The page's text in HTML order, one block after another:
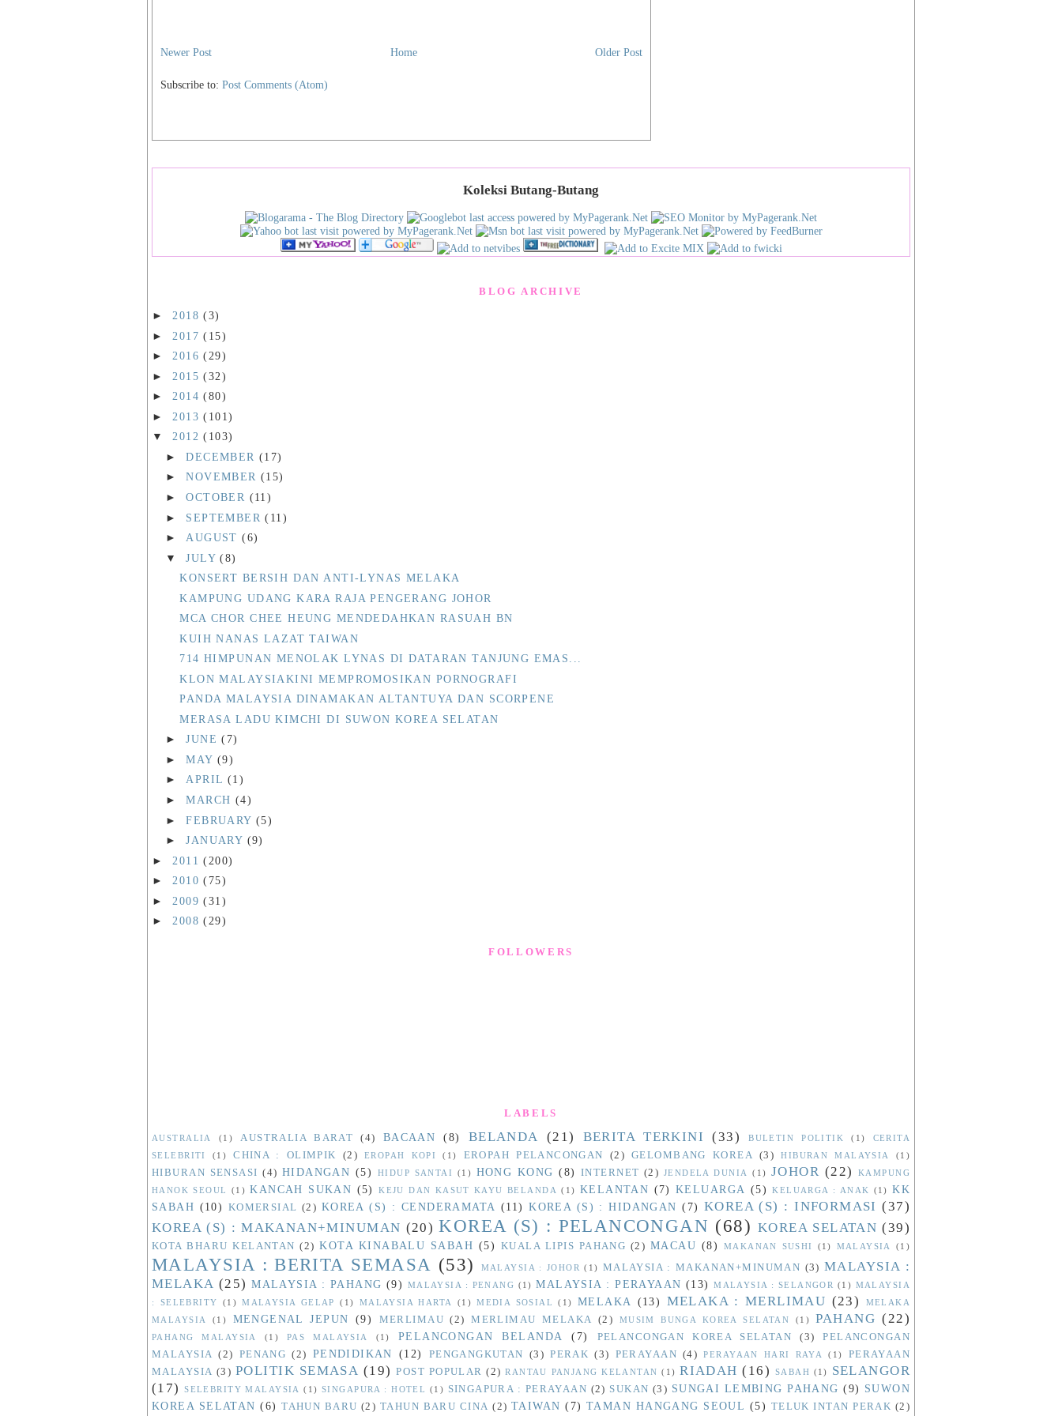
Newer Post Older Post
Home
Subscribe to: Post Comments (Atom)
Koleksi Butang-Butang
BLOG ARCHIVE
►2018(3)
► 2017(15)
►2016(29)
► 2015(32)
►2014(80)
► 2013(101)
▼2012(103)
►DECEMBER(17)
►NOVEMBER(15)
►OCTOBER (11)
► SEPTEMBER(11)
► AUGUST(6)
▼JULY(8)
KONSERT BERSIH DAN ANTI-LYNAS MELAKA
KAMPUNG UDANG KARA RAJA PENGERANG JOHOR
MCA CHOR CHEE HEUNG MENDEDAHKAN RASUAH BN
KUIH NANAS LAZAT TAIWAN
714 HIMPUNAN MENOLAK LYNAS DI DATARAN TANJUNG EMAS...
KLON MALAYSIAKINI MEMPROMOSIKAN PORNOGRAFI
PANDA MALAYSIA DINAMAKAN ALTANTUYA DAN SCORPENE
MERASA LADU KIMCHI DI SUWON KOREA SELATAN
►JUNE(7)
►MAY (9)
►APRIL (1)
►MARCH (4)
►FEBRUARY(5)
►JANUARY (9)
► 2011(200)
► 2010(75)
► 2009(31)
► 2008(29)
FOLLOWERS
LABELS
AUSTRALIA (1) AUSTRALIA BARAT (4) BACAAN (8) BELANDA (21) BERITA TERKINI (33) BULETIN POLITIK (1)
CERITA
SELEBRITI
(1) CHINA : OLIMPIK (2) EROPAH KOPI (1) EROPAH PELANCONGAN (2) GELOMBANG KOREA (3) HIBURAN MALAYSIA (1)
HIBURAN SENSASI (4) HIDANGAN (5) HIDUP SANTAI (1) HONG KONG (8) INTERNET (2) JENDELA DUNIA (1) JOHOR (22)
KAMPUNG
HANOK SEOUL
(1) KANCAH SUKAN (5) KEJU DAN KASUT KAYU BELANDA (1) KELANTAN (7) KELUARGA (5) KELUARGA : ANAK (1)
KK
SABAH (10) KOMERSIAL (2) KOREA (S) : CENDERAMATA (11) KOREA (S) : HIDANGAN (7) KOREA (S) : INFORMASI (37)
KOREA (S) : MAKANAN+MINUMAN (20) KOREA (S) : PELANCONGAN (68) KOREA SELATAN (39)
KOTA BHARU KELANTAN (2) KOTA KINABALU SABAH (5) KUALA LIPIS PAHANG (2) MACAU (8) MAKANAN SUSHI (1) MALAYSIA (1)
MALAYSIA : BERITA SEMASA (53) MALAYSIA : JOHOR (1) MALAYSIA : MAKANAN+MINUMAN (3) MALAYSIA :
MELAKA (25) MALAYSIA : PAHANG (9) MALAYSIA : PENANG (1) MALAYSIA : PERAYAAN (13) MALAYSIA : SELANGOR (1) MALAYSIA
: SELEBRITY
(1) MALAYSIA GELAP (1) MALAYSIA HARTA (1) MEDIA SOSIAL (1) MELAKA (13) MELAKA : MERLIMAU (23)
MELAKA
MALAYSIA
(1) MENGENAL JEPUN (9) MERLIMAU (2) MERLIMAU MELAKA (2) MUSIM BUNGA KOREA SELATAN (1) PAHANG (22)
PAHANG MALAYSIA (1) PAS MALAYSIA (1) PELANCONGAN BELANDA (7) PELANCONGAN KOREA SELATAN (3)
PELANCONGAN
MALAYSIA
(2) PENANG (2) PENDIDIKAN (12) PENGANGKUTAN (3) PERAK (3) PERAYAAN (4) PERAYAAN HARI RAYA (1)
PERAYAAN
MALAYSIA (3) POLITIK SEMASA (19) POST POPULAR (2) RANTAU PANJANG KELANTAN (1) RIADAH (16) SABAH (1)
SELANGOR
(17)
SELEBRITY MALAYSIA (1) SINGAPURA : HOTEL (1) SINGAPURA : PERAYAAN (2) SUKAN (3) SUNGAI LEMBING PAHANG (9) SUWON
KOREA SELATAN (6) TAHUN BARU (2) TAHUN BARU CINA (2) TAIWAN (7) TAMAN HANGANG SEOUL (5) TELUK INTAN PERAK (2)